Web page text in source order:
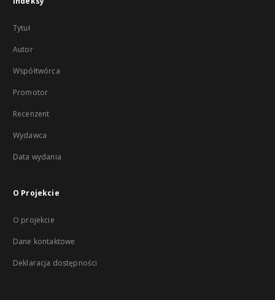
Tytuł
Autor
Współtwórca
Promotor
Recenzent
Wydawca
Data wydania
O Projekcie
O projekcie
Dane kontaktowe
Deklaracja dostępności